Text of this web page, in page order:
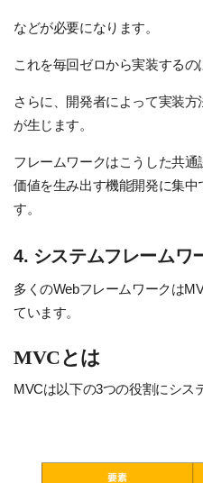
などが必要になります。
これを毎回ゼロから実装するの
さらに、開発者によって実装
が生じます。
フレームワークはこうした共
価値を生み出す機能開発に集
す。
4. システムフレームワ
多くのWebフレームワークは
ています。
MVCとは
MVCは以下の3つの役割にシス